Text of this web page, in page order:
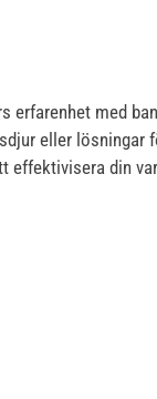
erfarenhet med
eller lösningar
effektivisera din